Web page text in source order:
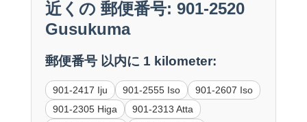
近くの 郵便番号: 901-2520
Gusukuma
郵便番号 以内に 1 kilometer:
901-2417 Iju 901-2555 Iso
901-2607 Iso
901-2305 Higa
901-2313 Atta